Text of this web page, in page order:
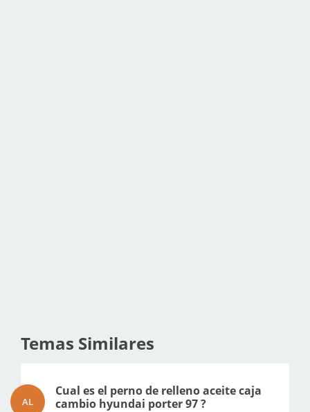
Temas Similares
AL
Cual es el perno de relleno aceite caja
cambio hyundai porter 97 ?